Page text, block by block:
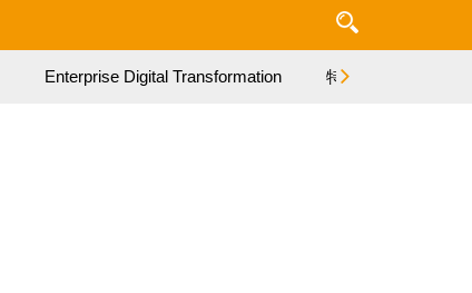
Enterprise Digital Transformation 特集